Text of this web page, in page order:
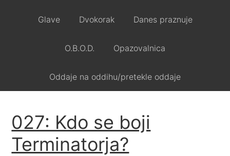
Glave Dvokorak Danes praznuje
O.B.O.D. Opazovalnica
Oddaje na oddihu/pretekle oddaje
027: Kdo se boji
Terminatorja?